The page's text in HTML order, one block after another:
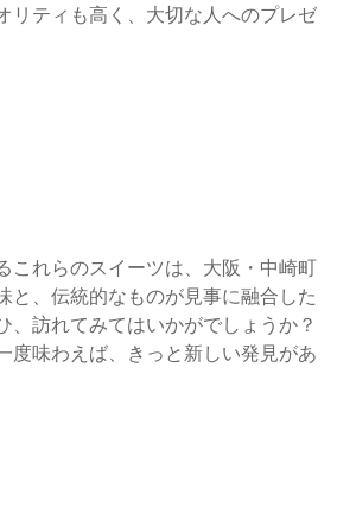
リティも高く、大切な人へのプレゼ
これらのスイーツは、大阪・中崎町
と、伝統的なものが見事に融合した
、訪れてみてはいかがでしょうか？
度味わえば、きっと新しい発見があ